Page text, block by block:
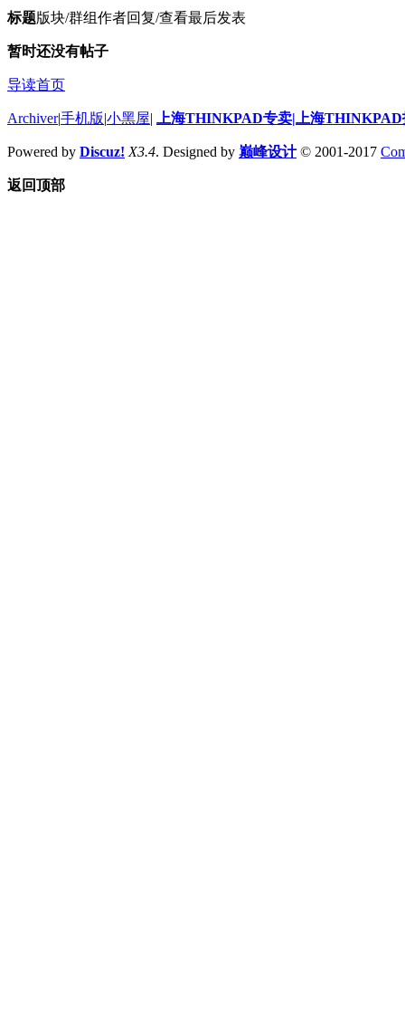
标题版块/群组作者回复/查看最后发表
暂时还没有帖子
导读首页
Archiver|手机版|小黑屋| 上海THINKPAD专卖|上海
Powered by Discuz! X3.4. Designed by 巅峰设计© 2001-2017
返回顶部